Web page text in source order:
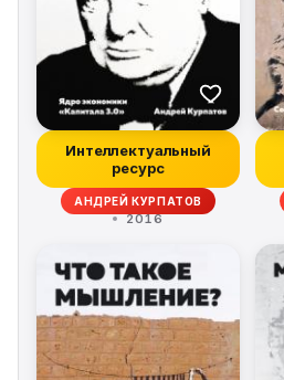
Интеллектуальный
ресурс
АНДРЕЙ КУРПАТОВ
2016